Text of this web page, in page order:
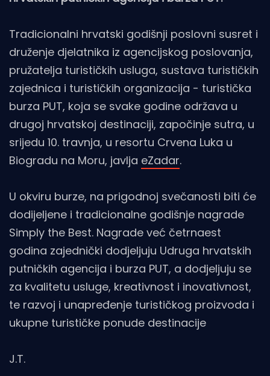
Tradicionalni hrvatski godišnji poslovni susret i
druženje djelatnika iz agencijskog poslovanja,
pružatelja turističkih usluga, sustava turističkih
zajednica i turističkih organizacija - turistička
burza PUT, koja se svake godine održava u
drugoj hrvatskoj destinaciji, započinje sutra, u
srijedu 10. travnja, u resortu Crvena Luka u
Biogradu na Moru, javlja eZadar.
U okviru burze, na prigodnoj svečanosti biti će
dodijeljene i tradicionalne godišnje nagrade
Simply the Best. Nagrade već četrnaest
godina zajednički dodjeljuju Udruga hrvatskih
putničkih agencija i burza PUT, a dodjeljuju se
za kvalitetu usluge, kreativnost i inovativnost,
te razvoj i unapređenje turističkog proizvoda i
ukupne turističke ponude destinacije
J.T.